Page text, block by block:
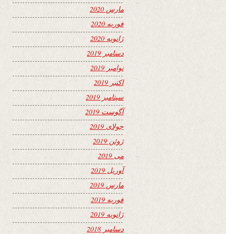
مارس 2020
فوریه 2020
ژانویه 2020
دسامبر 2019
نوامبر 2019
اکتبر 2019
سپتامبر 2019
آگوست 2019
جولای 2019
ژوئن 2019
می 2019
آوریل 2019
مارس 2019
فوریه 2019
ژانویه 2019
دسامبر 2018